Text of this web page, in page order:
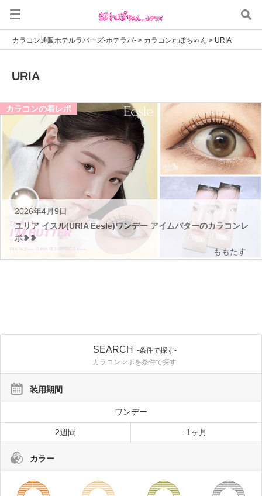
カラコン通販ホテルラバーズ-ホテラバ- > カラコンれぽちゃん > URIA
URIA
カラコンの着レポ
2026年4月9日
ユリア イスル(URIA Eesle)ワンデー アイムバターのカラコンレ
ポ❥❥
ももたす
SEARCH
-条件で探す-
カラコンレポを条件で探す
装用期間
ワンデー
2週間 1ヶ月
カラー